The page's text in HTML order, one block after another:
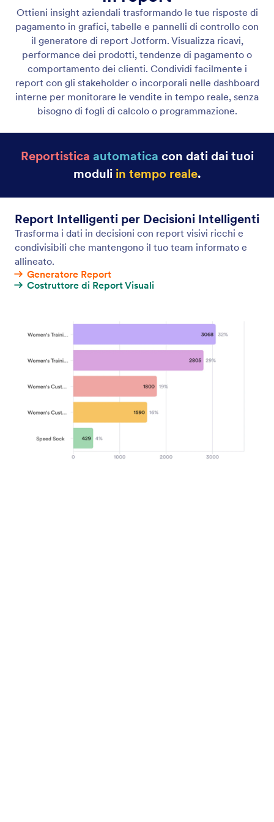
Tabelle
Visualizza, filtra e gestisci tutti i record di pagamento
in un unico posto.
Monitora gli ordini con una vista Kanban basata su
schede.